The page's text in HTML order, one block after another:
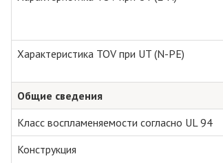
Характеристика TOV при UT (N-PE)
Общие сведения
Класс воспламеняемости согласно UL 94
Конструкция